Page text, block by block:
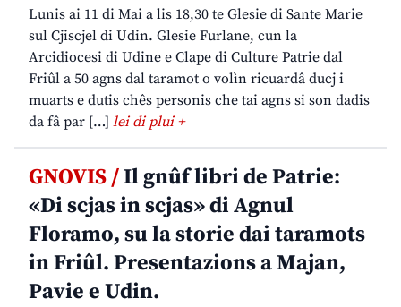
Lunis ai 11 di Mai a lis 18,30 te Glesie di Sante Marie
sul Cjiscjel di Udin. Glesie Furlane, cun la
Arcidiocesi di Udine e Clape di Culture Patrie dal
Friûl a 50 agns dal taramot o volìn ricuardâ ducj i
muarts e dutis chês personis che tai agns si son dadis
da fâ par […] lei di plui +
GNOVIS /Il gnûf libri de Patrie:
«Di scjas in scjas» di Agnul
Floramo, su la storie dai taramots
in Friûl. Presentazions a Majan,
Pavie e Udin.